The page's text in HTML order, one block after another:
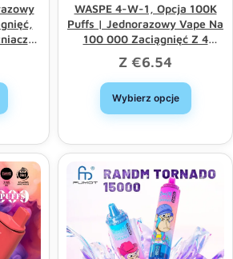
WASPE 4-W-1, Opcja 100K
Puffs | Jednorazowy Vape Na
100 000 Zaciągnięć Z 4
Opcjami Oraz Sprzedaż
Hurtowa
Z €6.54
Wybierz opcje